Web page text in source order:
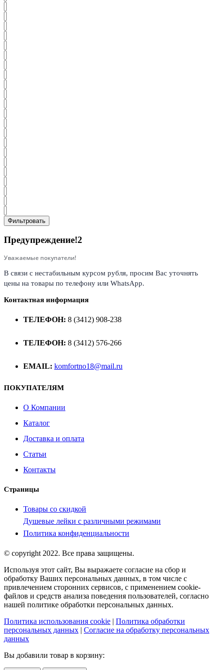
Фильтровать
Предупреждение!2
Уважаемые покупатели!
В связи с нестабильным курсом рубля, просим Вас уточнять
цены на товары по телефону или WhatsApp.
Контактная информация
ТЕЛЕФОН: 8 (3412) 908-238
ТЕЛЕФОН: 8 (3412) 576-266
EMAIL: komfortno18@mail.ru
ПОКУПАТЕЛЯМ
О Компании
Каталог
Доставка и оплата
Статьи
Контакты
Страницы
Товары со скидкой
Душевые лейки с различными режимами
Политика конфиденциальности
© copyright 2022. Все права защищены.
Используя этот сайт, Вы выражаете согласие на сбор и
обработку Ваших персональных данных, в том числе с
привлечением сторонних сервисов, с применением cookie-
файлов и средств анализа поведения пользователей, согласно
нашей политике обработки персональных данных.
Политика использования cookie
Политика обработки
персональных данных
Согласие на обработку персональных
данных
Вы добавили товар в корзину: